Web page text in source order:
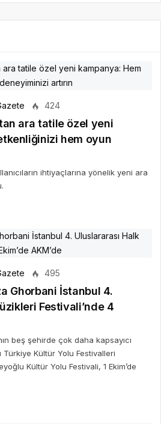
424
ara tatile özel yeni
hem oyun
ihtiyaçlarına yönelik yeni ara
495
Ghorbani İstanbul 4.
Festivali’nde 4
beş şehirde çok daha kapsayıcı
Türkiye Kültür Yolu Festivalleri
Kültür Yolu Festivali, 1 Ekim’de